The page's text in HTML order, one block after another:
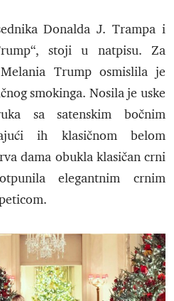
Donalda J. Trampa i
stoji u natpisu. Za
Trump osmislila je
smokinga. Nosila je uske
sa satenskim bočnim
ih klasičnom belom
dama obukla klasičan crni
elegantnim crnim